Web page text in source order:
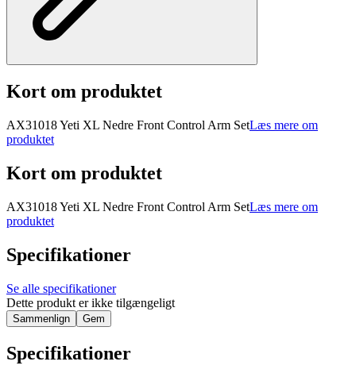
Kort om produktet
AX31018 Yeti XL Nedre Front Control Arm SetLæs mere om
produktet
Kort om produktet
AX31018 Yeti XL Nedre Front Control Arm SetLæs mere om
produktet
Specifikationer
Se alle specifikationer
Dette produkt er ikke tilgængeligt
Sammenlign Gem
Specifikationer